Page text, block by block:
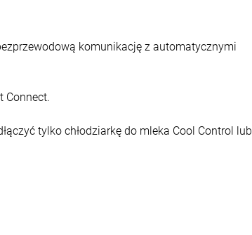
komunikację z automatycznymi
Connect.
tylko chłodziarkę do mleka Cool Control lub